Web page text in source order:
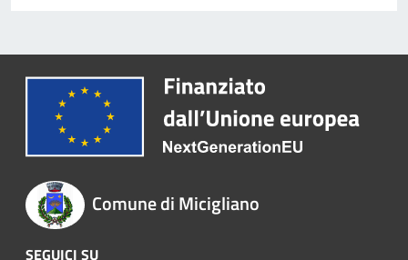
Comune di Micigliano
SEGUICI SU